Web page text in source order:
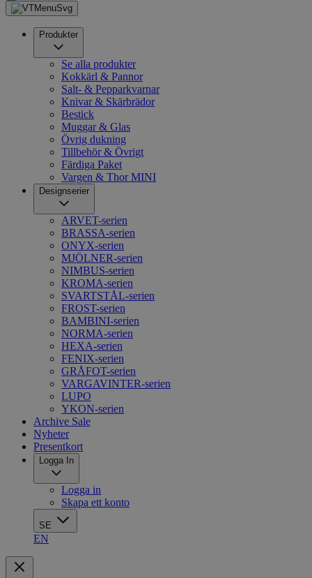
Produkter
Se alla produkter
Kokkärl & Pannor
Salt- & Pepparkvarnar
Knivar & Skärbrädor
Bestick
Muggar & Glas
Övrig dukning
Tillbehör & Övrigt
Färdiga Paket
Vargen & Thor MINI
Designserier
ARVET-serien
BRASSA-serien
ONYX-serien
MJÖLNER-serien
NIMBUS-serien
KROMA-serien
SVARTSTÅL-serien
FROST-serien
BAMBINI-serien
NORMA-serien
HEXA-serien
FENIX-serien
GRÅFOT-serien
VARGAVINTER-serien
LUPO
YKON-serien
Archive Sale
Nyheter
Presentkort
Logga In
Logga in
Skapa ett konto
SE
EN